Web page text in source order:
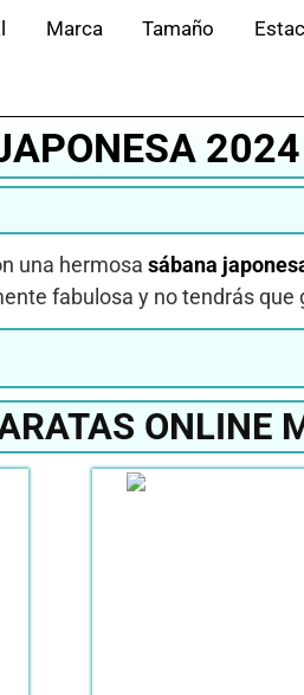
Marca Tamaño
2024
una hermosa sábana
fabulosa y no tendrás que
ONLINE